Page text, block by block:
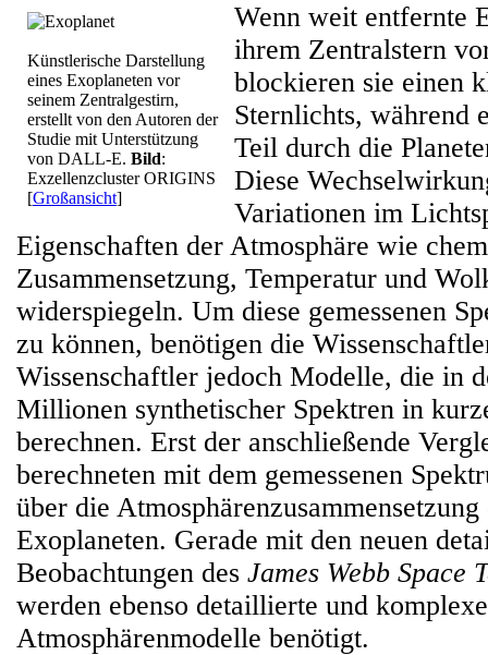
Künstlerische Darstellung
eines Exoplaneten vor
seinem Zentralgestirn,
erstellt von den Autoren der
Studie mit Unterstützung
von DALL-E. Bild:
Exzellenzcluster ORIGINS
[Großansicht]
Wenn weit entfernte
ihrem Zentralstern
blockieren sie einen
Sternlichts, während
Teil durch die
Diese
Variationen im
Eigenschaften der Atmosphäre wie
Zusammensetzung, Temperatur und
widerspiegeln. Um diese gemessenen
zu können, benötigen die
Wissenschaftler jedoch Modelle, die in
Millionen synthetischer Spektren in
berechnen. Erst der anschließende
berechneten mit dem gemessenen
über die Atmosphärenzusammensetzung
Exoplaneten. Gerade mit den neuen
Beobachtungen des James Webb Space
werden ebenso detaillierte und komplexe
Atmosphärenmodelle benötigt.